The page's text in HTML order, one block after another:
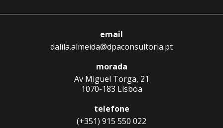
email
dalila.almeida@dpaconsultoria.pt
morada
Av Miguel Torga, 21
1070-183 Lisboa
telefone
(+351) 915 550 022